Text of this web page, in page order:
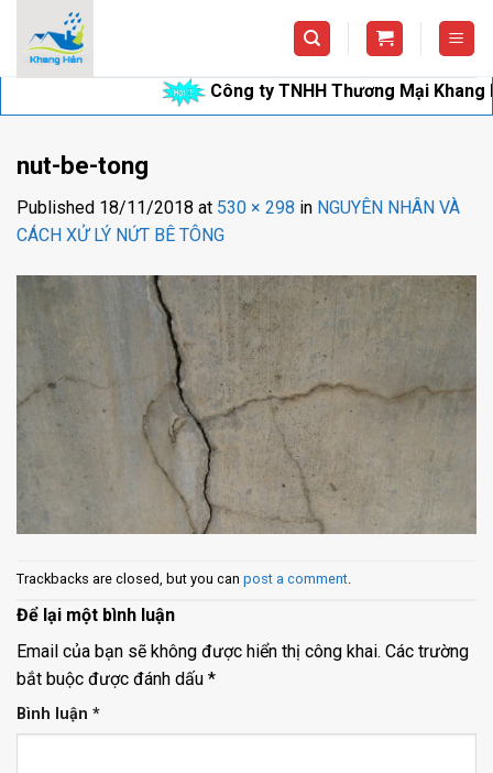
content
Công ty TNHH Thương Mại Khang
nut-be-tong
Published 18/11/2018 at 530 × 298 in NGUYÊN NHÂN VÀ
CÁCH XỬ LÝ NỨT BÊ TÔNG
Trackbacks are closed, but you can post a comment.
Để lại một bình luận
Email của bạn sẽ không được hiển thị công khai. Các trường
bắt buộc được đánh dấu *
Bình luận *